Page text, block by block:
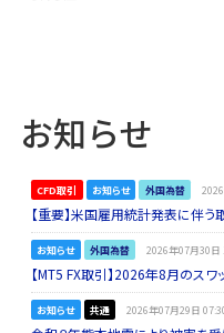
お知らせ
CFD取引 お知らせ 外国為替
【重要】米国雇用統計発表に伴
お知らせ 外国為替 2026年07月30日
【MT5 FX取引】2026年8月のス
お知らせ 共通 2026年07月29日